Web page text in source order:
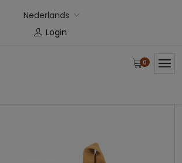
Nederlands
Login
0